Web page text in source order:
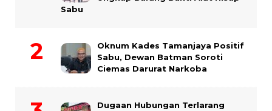
Sabu
Oknum Kades Tamanjaya Positif
Sabu, Dewan Batman Soroti
Ciemas Darurat Narkoba
Dugaan Hubungan Terlarang